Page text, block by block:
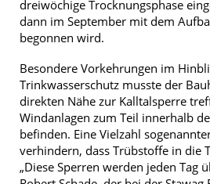
dreiwöchige Trocknungsphase
dann im September mit dem
begonnen wird.
Besondere Vorkehrungen im
Trinkwasserschutz musste der
direkten Nähe zur Kalltalsperre
Windanlagen zum Teil innerhalb
befinden. Eine Vielzahl
verhindern, dass Trübstoffe in die
„Diese Sperren werden jeden Tag